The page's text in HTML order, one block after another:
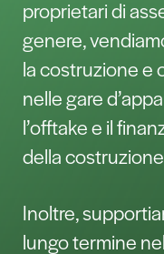
proprietari di
genere,
la costruzione e
nelle gare
l’offtake e il
della
Inoltre,
lungo termine